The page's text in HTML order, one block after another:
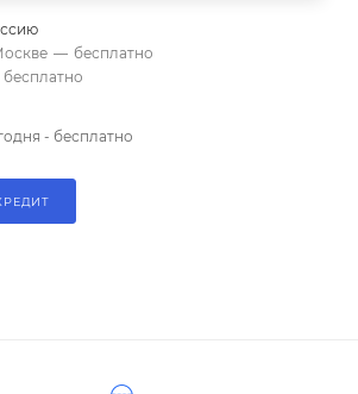
— бесплатно
бесплатно
- бесплатно